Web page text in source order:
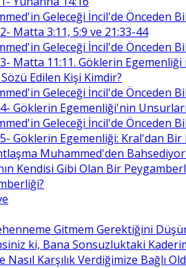
Geleceği İncil'de Önceden
Matta 3:11, 5:9 ve 21:33-44
Geleceği İncil'de Önceden
Matta 11:11. Göklerin
Edilen Kişi Kimdir?
Geleceği İncil'de Önceden
Göklerin Egemenliği'nin
Geleceği İncil'de Önceden
Göklerin Egemenliği: Kral'dan Bir
Muhammed'den Bahsediyor
Kendisi Gibi Olan Bir
Gitmem Gerektiğini
ki, Bana Sonsuzluktaki
Nasıl Karşılık Verdiğimize Bağlı